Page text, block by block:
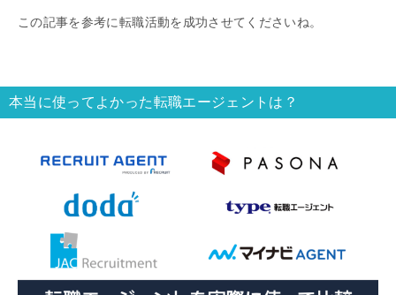
この記事を参考に転職活動を成功させてくださいね。
本当に使ってよかった転職エージェントは？